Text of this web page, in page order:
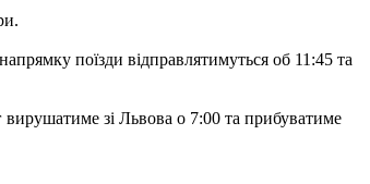
поїзди відправлятимуться об 11:45 та
зі Львова о 7:00 та прибуватиме